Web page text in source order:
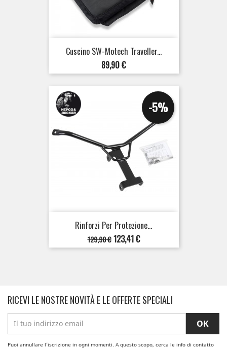
Cuscino SW-Motech Traveller...
Prezzo
89,90 €
Rinforzi Per Protezione...
Prezzo
base
129,90 €
-5%
Prezzo
123,41 €
RICEVI LE NOSTRE NOVITÀ E LE OFFERTE SPECIALI
Puoi annullare l'iscrizione in ogni momenti. A questo scopo, cerca le info di contatto